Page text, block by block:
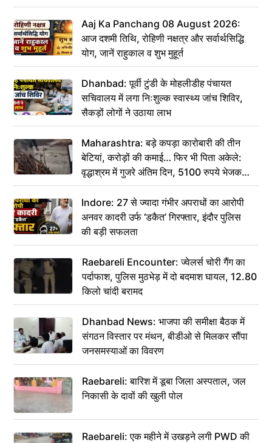
Aaj Ka Panchang 08 August 2026:
आज दशमी तिथि, रोहिणी नक्षत्र और सर्वार्थसिद्धि
योग, जानें राहुकाल व शुभ मुहूर्त
Dhanbad: पूर्वी टुंडी के मोहलीडीह पंचायत
सचिवालय में लगा निःशुल्क स्वास्थ्य जांच शिविर,
सैकड़ों लोगों ने उठाया लाभ
Maharashtra: बड़े कपड़ा कारोबारी की तीन
बेटियां, करोड़ों की कमाई… फिर भी पिता अकेले:
वृद्धाश्रम में गुजरे अंतिम दिन, 5100 रुपये भेजकर
कहा– अंतिम संस्कार कर दीजिए हम नहीं आ पाएंगे
Indore: 27 से ज्यादा गंभीर अपराधों का आरोपी
अनवर कादरी उर्फ ‘डकैत’ गिरफ्तार, इंदौर पुलिस
की बड़ी सफलता
Raebareli Encounter: ज्वेलर्स चोरी गैंग का
पर्दाफाश, पुलिस मुठभेड़ में दो बदमाश घायल, 12.80
किलो चांदी बरामद
Dhanbad News: भाजपा की समीक्षा बैठक में
संगठन विस्तार पर मंथन, बीडीओ से मिलकर सौंपा
जनसमस्याओं का विवरण
Raebareli: बारिश में डूबा जिला अस्पताल, जल
निकासी के दावों की खुली पोल
Raebareli: एक महीने में उखड़ने लगी PWD की